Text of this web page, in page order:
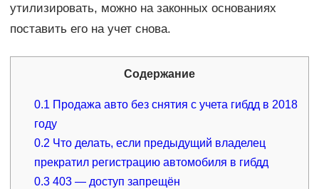
утилизировать, можно на законных основаниях
поставить его на учет снова.
Содержание
0.1 Продажа авто без снятия с учета гибдд в 2018
году
0.2 Что делать, если предыдущий владелец
прекратил регистрацию автомобиля в гибдд
0.3 403 — доступ запрещён